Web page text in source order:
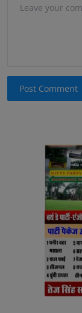
Post Comment